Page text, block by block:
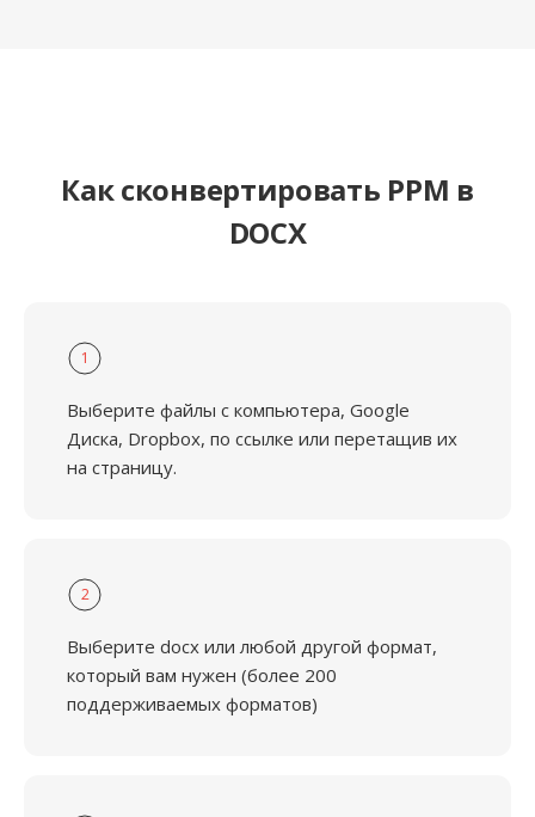
Как сконвертировать PPM в
DOCX
1
Выберите файлы с компьютера, Google
Диска, Dropbox, по ссылке или перетащив их
на страницу.
2
Выберите docx или любой другой формат,
который вам нужен (более 200
поддерживаемых форматов)